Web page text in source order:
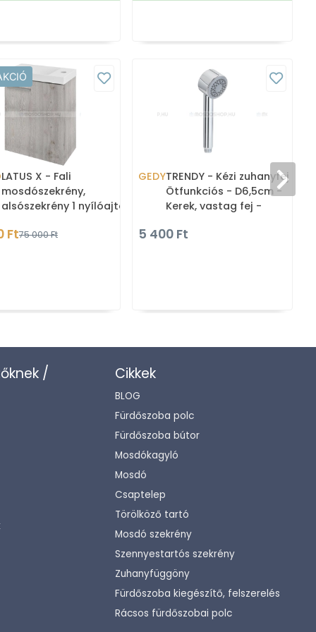
LATUS X - Fali
mosdószekrény,
alsószekrény 1 nyílóajtóval
színű MDF (mosdó n
Ft75 000 Ft
GEDYTRENDY - Kézi zuhanyfej -
Ötfunkciós - D6,5cm -
Kerek, vastag fej -
ABS (GY
5 400 Ft
/
Cikkek
BLOG
Fürdőszoba polc
Fürdőszoba bútor
Mosdókagyló
Mosdó
Csaptelep
Törölköző tartó
Mosdó szekrény
Szennyestartós szekrény
Zuhanyfüggöny
Fürdőszoba kiegészítő, felszerelés
Rácsos fürdőszobai polc